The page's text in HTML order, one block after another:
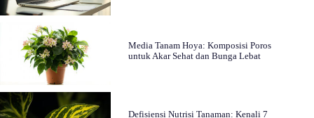
Media Tanam Hoya: Komposisi Poros
untuk Akar Sehat dan Bunga Lebat
Defisiensi Nutrisi Tanaman: Kenali 7